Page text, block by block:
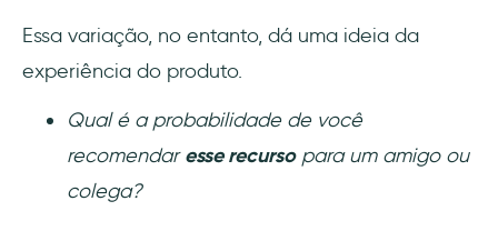
Essa variação, no entanto, dá uma ideia da
experiência do produto.
Qual é a probabilidade de você
recomendaresse recursopara um amigo ou
colega?